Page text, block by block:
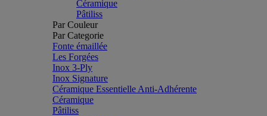
Céramique
Pâtiliss
Par Couleur
Par Categorie
Fonte émaillée
Les Forgées
Inox 3-Ply
Inox Signature
Céramique Essentielle Anti-Adhérente
Céramique
Pâtiliss